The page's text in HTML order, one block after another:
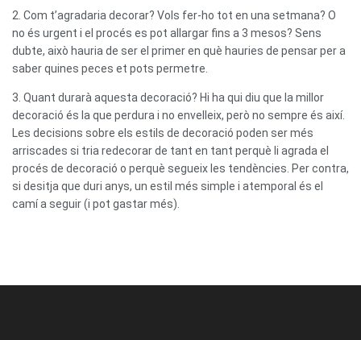
2. Com t’agradaria decorar? Vols fer-ho tot en una setmana? O
no és urgent i el procés es pot allargar fins a 3 mesos? Sens
dubte, això hauria de ser el primer en què hauries de pensar per a
saber quines peces et pots permetre.
3. Quant durarà aquesta decoració? Hi ha qui diu que la millor
decoració és la que perdura i no envelleix, però no sempre és així.
Les decisions sobre els estils de decoració poden ser més
arriscades si tria redecorar de tant en tant perquè li agrada el
procés de decoració o perquè segueix les tendències. Per contra,
si desitja que duri anys, un estil més simple i atemporal és el
camí a seguir (i pot gastar més).